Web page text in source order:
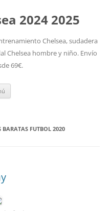
2024 2025
Chelsea, sudadera
Chelsea hombre y niño. Envío
69€.
BARATAS FUTBOL 2020